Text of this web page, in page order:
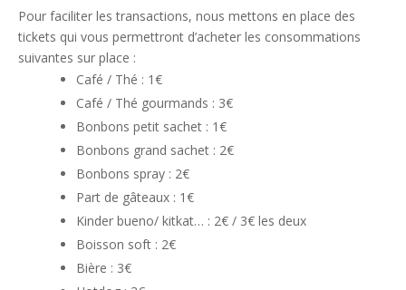
Pour faciliter les transactions, nous mettons en place des
tickets qui vous permettront d’acheter les consommations
suivantes sur place :
Café / Thé : 1€
Café / Thé gourmands : 3€
Bonbons petit sachet : 1€
Bonbons grand sachet : 2€
Bonbons spray : 2€
Part de gâteaux : 1€
Kinder bueno/ kitkat… : 2€ / 3€ les deux
Boisson soft : 2€
Bière : 3€